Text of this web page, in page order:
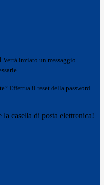
Verrà inviato un messaggio
Effettua il reset della password
casella di posta elettronica!